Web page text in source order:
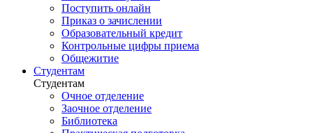
Поступить онлайн
Приказ о зачислении
Образовательный кредит
Контрольные цифры приема
Общежитие
Студентам
Студентам
Очное отделение
Заочное отделение
Библиотека